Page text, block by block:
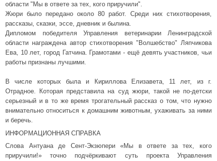
области "Мы в ответе за тех, кого приручили".
Жюри было передано около 80 работ. Среди них стихотворения,
рассказы, сказки, эссе, дневник и былина.
Дипломом победителя Управления ветеринарии Ленинградской
области награждена автор стихотворения "Волшебство" Ляпчикова
Ева, 10 лет, город Гатчина. Грамотами - ещё девять участников, чьи
работы признаны лучшими.
В числе которых была и Кириллова Елизавета, 11 лет, из г.
Отрадное. Которая представила на суд жюри, такой не по-детски
серьезный и в то же время трогательный рассказ о том, что нужно
внимательно относиться к домашним животным, ухаживать за ними
и беречь.
ИНФОРМАЦИОННАЯ СПРАВКА
Слова Антуана де Сент-Экзюпери «Мы в ответе за тех, кого
приручили!» точно подчёркивают суть проекта Управления